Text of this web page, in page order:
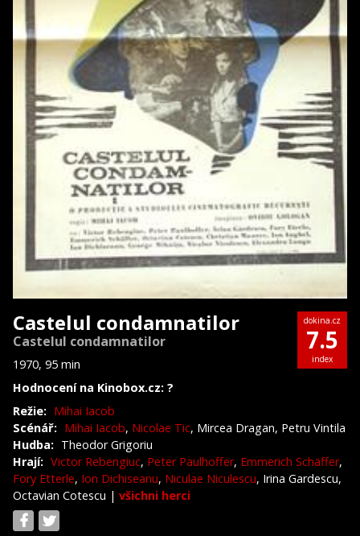
Castelul condamnatilor
Castelul condamnatilor
1970, 95 min
Hodnocení na Kinobox.cz: ?
dokina.cz
7.5
index
Režie: Mihai Iacob
Scénář: Mihai Iacob, Nicolae Tic, Mircea Dragan, Petru Vintila
Hudba: Theodor Grigoriu
Hrají: Victor Rebengiuc, Peter Paulhoffer, Emmerich Schäffer,
Fory Etterle, Ion Dichiseanu, Niculae Niculescu, Irina Gardescu,
Octavian Cotescu | všichni herci